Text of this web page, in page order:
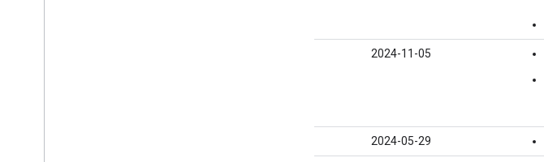
2024-11-05
2024-05-29